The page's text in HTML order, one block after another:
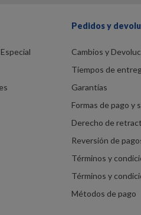
Pedidos y
Cambios y
Tiempos de
Garantías
Formas de pago y
Derecho de
Reversión de
Términos y
Términos y
Métodos de pago